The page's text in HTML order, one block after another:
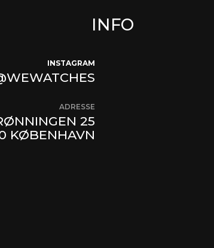
INFO
INSTAGRAM
ADRESSE
25
KØBENHAVN